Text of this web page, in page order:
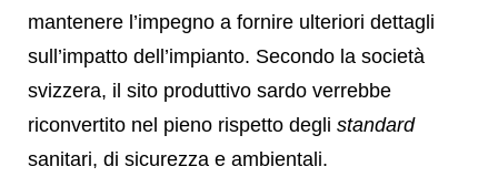
mantenere l’impegno a fornire ulteriori dettagli
sull’impatto dell’impianto. Secondo la società
svizzera, il sito produttivo sardo verrebbe
riconvertito nel pieno rispetto degli standard
sanitari, di sicurezza e ambientali.